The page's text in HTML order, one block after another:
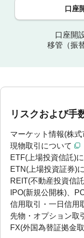
口座
口座開
移管（振
リスクおよび手
マーケット情報(株
現物取引について
ETF(上場投資信託)
ETN(上場投資証券)
REIT(不動産投資信
IPO(新規公開株)、
信用取引・一日信用
先物・オプション取
FX(外国為替証拠金